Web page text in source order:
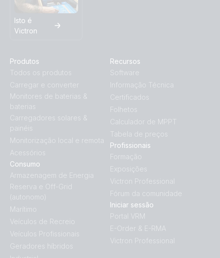
Isto é
Victron
Produtos
Todos os produtos
Carregar e converter
Monitores de baterias &
baterias
Carregadores solares &
painéis
Monitorização local e remota
Acessórios
Consumo
Armazenagem de Energia
Reserva e Off-Grid
(autonomo)
Marítimo
Veículos de Recreio
Veículos Profissionais
Geradores híbridos
Recursos
Software
Informação Técnica
Certificados
Folhetos
Calculador de MPPT
Tabela de preços
Profissionais
Formação
Exposições
Victron Professional
Fórum da comunidade
Iniciar sessão
Portal VRM
E-Order & E-RMA
Victron Professional